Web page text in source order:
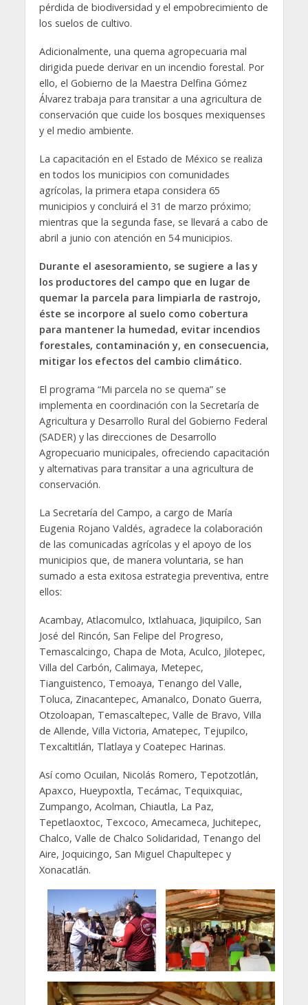
pérdida de biodiversidad y el empobrecimiento de
los suelos de cultivo.
Adicionalmente, una quema agropecuaria mal
dirigida puede derivar en un incendio forestal. Por
ello, el Gobierno de la Maestra Delfina Gómez
Álvarez trabaja para transitar a una agricultura de
conservación que cuide los bosques mexiquenses
y el medio ambiente.
La capacitación en el Estado de México se realiza
en todos los municipios con comunidades
agrícolas, la primera etapa considera 65
municipios y concluirá el 31 de marzo próximo;
mientras que la segunda fase, se llevará a cabo de
abril a junio con atención en 54 municipios.
Durante el asesoramiento, se sugiere a las y
los productores del campo que en lugar de
quemar la parcela para limpiarla de rastrojo,
éste se incorpore al suelo como cobertura
para mantener la humedad, evitar incendios
forestales, contaminación y, en consecuencia,
mitigar los efectos del cambio climático.
El programa “Mi parcela no se quema” se
implementa en coordinación con la Secretaría de
Agricultura y Desarrollo Rural del Gobierno Federal
(SADER) y las direcciones de Desarrollo
Agropecuario municipales, ofreciendo capacitación
y alternativas para transitar a una agricultura de
conservación.
La Secretaría del Campo, a cargo de María
Eugenia Rojano Valdés, agradece la colaboración
de las comunicadas agrícolas y el apoyo de los
municipios que, de manera voluntaria, se han
sumado a esta exitosa estrategia preventiva, entre
ellos:
Acambay, Atlacomulco, Ixtlahuaca, Jiquipilco, San
José del Rincón, San Felipe del Progreso,
Temascalcingo, Chapa de Mota, Aculco, Jilotepec,
Villa del Carbón, Calimaya, Metepec,
Tianguistenco, Temoaya, Tenango del Valle,
Toluca, Zinacantepec, Amanalco, Donato Guerra,
Otzoloapan, Temascaltepec, Valle de Bravo, Villa
de Allende, Villa Victoria, Amatepec, Tejupilco,
Texcaltitlán, Tlatlaya y Coatepec Harinas.
Así como Ocuilan, Nicolás Romero, Tepotzotlán,
Apaxco, Hueypoxtla, Tecámac, Tequixquiac,
Zumpango, Acolman, Chiautla, La Paz,
Tepetlaoxtoc, Texcoco, Amecameca, Juchitepec,
Chalco, Valle de Chalco Solidaridad, Tenango del
Aire, Joquicingo, San Miguel Chapultepec y
Xonacatlán.